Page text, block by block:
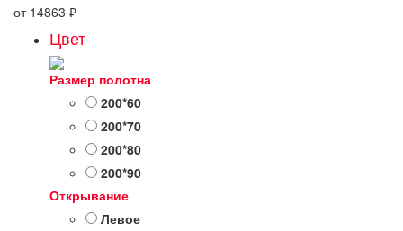
от 14863 ₽
Цвет
Размер полотна
200*60
200*70
200*80
200*90
Открывание
Левое